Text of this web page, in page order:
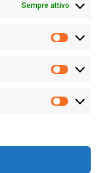
Sempre attivo